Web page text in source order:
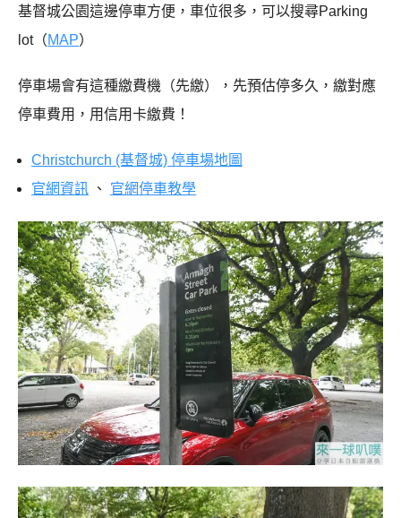
基督城公園這邊停車方便，車位很多，可以搜尋Parking
lot（MAP）
停車場會有這種繳費機（先繳），先預估停多久，繳對應
停車費用，用信用卡繳費！
Christchurch (基督城) 停車場地圖
官網資訊 、 官網停車教學